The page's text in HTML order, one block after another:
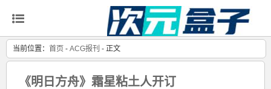
当前位置： 首页 - ACG报刊 - 正文
《明日方舟》霜星粘土人开订